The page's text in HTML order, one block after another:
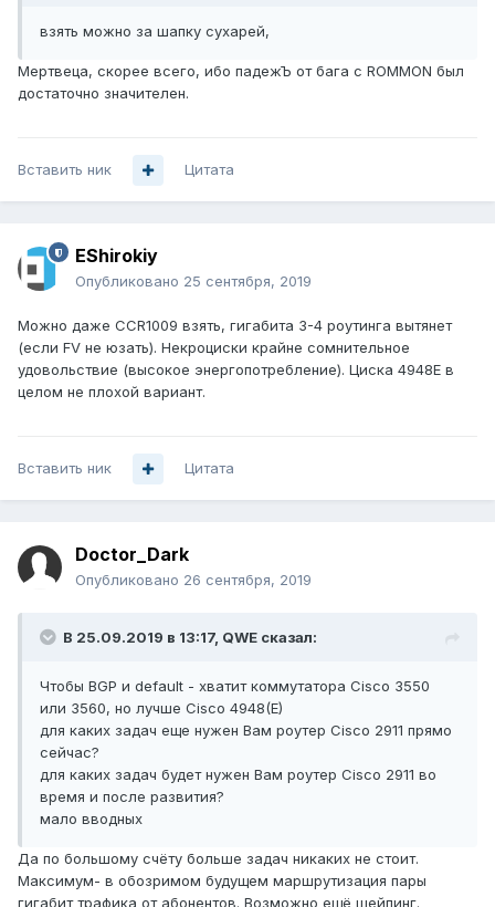
взять можно за шапку сухарей,
Мертвеца, скорее всего, ибо падежЪ от бага с ROMMON был
достаточно значителен.
Вставить ник Цитата
EShirokiy
Опубликовано 25 сентября, 2019
Можно даже CCR1009 взять, гигабита 3-4 роутинга вытянет
(если FV не юзать). Некроциски крайне сомнительное
удовольствие (высокое энергопотребление). Циска 4948E в
целом не плохой вариант.
Вставить ник Цитата
Doctor_Dark
Опубликовано 26 сентября, 2019
В 25.09.2019 в 13:17, QWE сказал:
Чтобы BGP и default - хватит коммутатора Cisco 3550
или 3560, но лучше Cisco 4948(E)
для каких задач еще нужен Вам роутер Cisco 2911 прямо
сейчас?
для каких задач будет нужен Вам роутер Cisco 2911 во
время и после развития?
мало вводных
Да по большому счёту больше задач никаких не стоит.
Максимум- в обозримом будущем маршрутизация пары
гигабит трафика от абонентов. Возможно ещё шейпинг.